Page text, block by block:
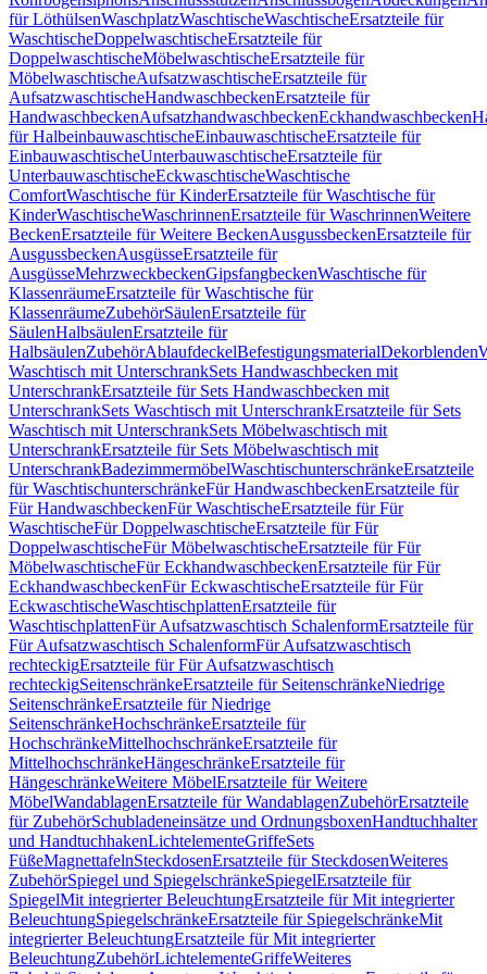
für LöthülsenWaschplatzWaschtischeWaschtischeErsatzteile für
WaschtischeDoppelwaschtischeErsatzteile für
DoppelwaschtischeMöbelwaschtischeErsatzteile für
MöbelwaschtischeAufsatzwaschtischeErsatzteile für
AufsatzwaschtischeHandwaschbeckenErsatzteile für
HandwaschbeckenAufsatzhandwaschbeckenEckhandwaschbecken
für HalbeinbauwaschtischeEinbauwaschtischeErsatzteile für
EinbauwaschtischeUnterbauwaschtischeErsatzteile für
UnterbauwaschtischeEckwaschtischeWaschtische
ComfortWaschtische für KinderErsatzteile für Waschtische für
KinderWaschtischeWaschrinnenErsatzteile für WaschrinnenWeitere
BeckenErsatzteile für Weitere BeckenAusgussbeckenErsatzteile für
AusgussbeckenAusgüsseErsatzteile für
AusgüsseMehrzweckbeckenGipsfangbeckenWaschtische für
KlassenräumeErsatzteile für Waschtische für
KlassenräumeZubehörSäulenErsatzteile für
SäulenHalbsäulenErsatzteile für
HalbsäulenZubehörAblaufdeckelBefestigungsmaterialDekorblenden
Waschtisch mit UnterschrankSets Handwaschbecken mit
UnterschrankErsatzteile für Sets Handwaschbecken mit
UnterschrankSets Waschtisch mit UnterschrankErsatzteile für Sets
Waschtisch mit UnterschrankSets Möbelwaschtisch mit
UnterschrankErsatzteile für Sets Möbelwaschtisch mit
UnterschrankBadezimmermöbelWaschtischunterschränkeErsatzteile
für WaschtischunterschränkeFür HandwaschbeckenErsatzteile für
Für HandwaschbeckenFür WaschtischeErsatzteile für Für
WaschtischeFür DoppelwaschtischeErsatzteile für Für
DoppelwaschtischeFür MöbelwaschtischeErsatzteile für Für
MöbelwaschtischeFür EckhandwaschbeckenErsatzteile für Für
EckhandwaschbeckenFür EckwaschtischeErsatzteile für Für
EckwaschtischeWaschtischplattenErsatzteile für
WaschtischplattenFür Aufsatzwaschtisch SchalenformErsatzteile für
Für Aufsatzwaschtisch SchalenformFür Aufsatzwaschtisch
rechteckigErsatzteile für Für Aufsatzwaschtisch
rechteckigSeitenschränkeErsatzteile für SeitenschränkeNiedrige
SeitenschränkeErsatzteile für Niedrige
SeitenschränkeHochschränkeErsatzteile für
HochschränkeMittelhochschränkeErsatzteile für
MittelhochschränkeHängeschränkeErsatzteile für
HängeschränkeWeitere MöbelErsatzteile für Weitere
MöbelWandablagenErsatzteile für WandablagenZubehörErsatzteile
für ZubehörSchubladeneinsätze und OrdnungsboxenHandtuchhalter
und HandtuchhakenLichtelementeGriffeSets
FüßeMagnettafelnSteckdosenErsatzteile für SteckdosenWeiteres
ZubehörSpiegel und SpiegelschränkeSpiegelErsatzteile für
SpiegelMit integrierter BeleuchtungErsatzteile für Mit integrierter
BeleuchtungSpiegelschränkeErsatzteile für SpiegelschränkeMit
integrierter BeleuchtungErsatzteile für Mit integrierter
BeleuchtungZubehörLichtelementeGriffeWeiteres